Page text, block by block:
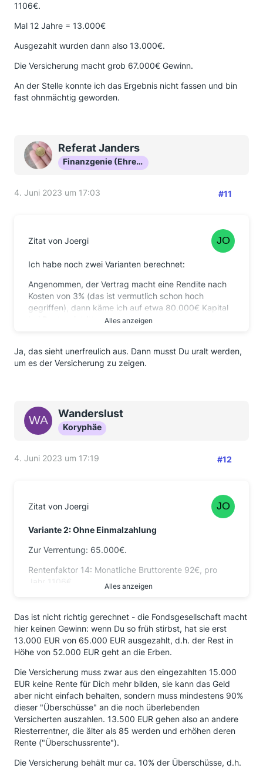
1106€.
Mal 12 Jahre = 13.000€
Ausgezahlt wurden dann also 13.000€.
Die Versicherung macht grob 67.000€ Gewinn.
An der Stelle konnte ich das Ergebnis nicht fassen und bin
fast ohnmächtig geworden.
Referat Janders
Finanzgenie (Ehrenmitglied)
4. Juni 2023 um 17:03 #11
Zitat von Joergi
Ich habe noch zwei Varianten berechnet:
Angenommen, der Vertrag macht eine Rendite nach
Kosten von 3% (das ist vermutlich schon hoch
gegriffen), dann käme ich auf etwa 80.000€ Kapital
Rentenversicherung einbehalten bleiben. Bleiben also
80% = 65.000€ übrig.
Davon 70% zur Verrentung = 45.000€.
Sparkasse habe ich leider nichts gefunden. Ich
45.000€ / 10.000 x 14 = 64,46€ monatliche
773€ x 12 = 9.300€ laufende Rente.
Ausgezahlt wurden dann also:
Einmalzahlung 20.000€ + lfd. Rente 9.300€ =
Die Versicherung macht grob 50.000€ Gewinn.
Variante 2: Ohne Einmalzahlung
Rentenfaktor 14: Monatliche Bruttorente 92€, pro
Jahr 1106€.
Mal 12 Jahre = 13.000€
Ausgezahlt wurden dann also 13.000€.
Die Versicherung macht grob 67.000€ Gewinn.
Alles anzeigen
Ja, das sieht unerfreulich aus. Dann musst Du uralt werden,
um es der Versicherung zu zeigen.
Wanderslust
Koryphäe
4. Juni 2023 um 17:19 #12
Zitat von Joergi
Variante 2: Ohne Einmalzahlung
Zur Verrentung: 65.000€.
Rentenfaktor 14: Monatliche Bruttorente 92€, pro
Ausgezahlt wurden dann also 13.000€.
Die Versicherung macht grob 67.000€ Gewinn.
und bin fast ohnmächtig geworden.
Alles anzeigen
Das ist nicht richtig gerechnet - die Fondsgesellschaft macht
hier keinen Gewinn: wenn Du so früh stirbst, hat sie erst
13.000 EUR von 65.000 EUR ausgezahlt, d.h. der Rest in
Höhe von 52.000 EUR geht an die Erben.
Die Versicherung muss zwar aus den eingezahlten 15.000
EUR keine Rente für Dich mehr bilden, sie kann das Geld
aber nicht einfach behalten, sondern muss mindestens 90%
dieser "Überschüsse" an die noch überlebenden
Versicherten auszahlen. 13.500 EUR gehen also an andere
Riesterrentner, die älter als 85 werden und erhöhen deren
Rente ("Überschussrente").
Die Versicherung behält mur ca. 10% der Überschüsse, d.h.